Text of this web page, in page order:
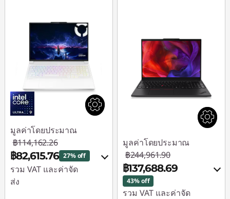
มูลค่าโดยประมาณ
฿114,162.26
฿82,615.76 27% off
รวม VAT และค่าจัด
ส่ง
มูลค่าโดยประมาณ
฿244,961.90
฿137,688.69
43% off
รวม VAT และค่าจัด